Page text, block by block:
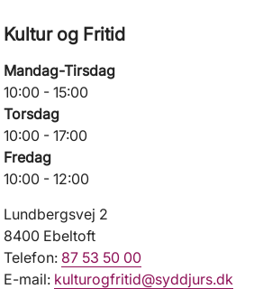
Kultur og Fritid
Mandag-Tirsdag
10:00 - 15:00
Torsdag
10:00 - 17:00
Fredag
10:00 - 12:00
Lundbergsvej 2
8400 Ebeltoft
Telefon: 87 53 50 00
E-mail: kulturogfritid@syddjurs.dk